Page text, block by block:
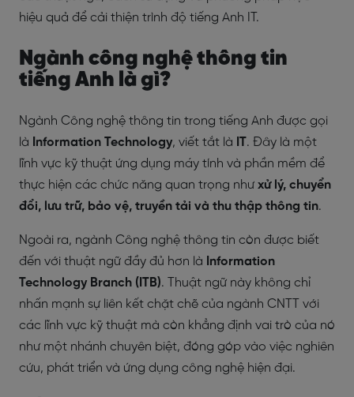
hiệu quả để cải thiện trình độ tiếng Anh IT.
Ngành công nghệ thông tin
tiếng Anh là gì?
Ngành Công nghệ thông tin trong tiếng Anh được gọi
là Information Technology, viết tắt là IT. Đây là một
lĩnh vực kỹ thuật ứng dụng máy tính và phần mềm để
thực hiện các chức năng quan trọng như xử lý, chuyển
đổi, lưu trữ, bảo vệ, truyền tải và thu thập thông tin.
Ngoài ra, ngành Công nghệ thông tin còn được biết
đến với thuật ngữ đầy đủ hơn là Information
Technology Branch (ITB). Thuật ngữ này không chỉ
nhấn mạnh sự liên kết chặt chẽ của ngành CNTT với
các lĩnh vực kỹ thuật mà còn khẳng định vai trò của nó
như một nhánh chuyên biệt, đóng góp vào việc nghiên
cứu, phát triển và ứng dụng công nghệ hiện đại.